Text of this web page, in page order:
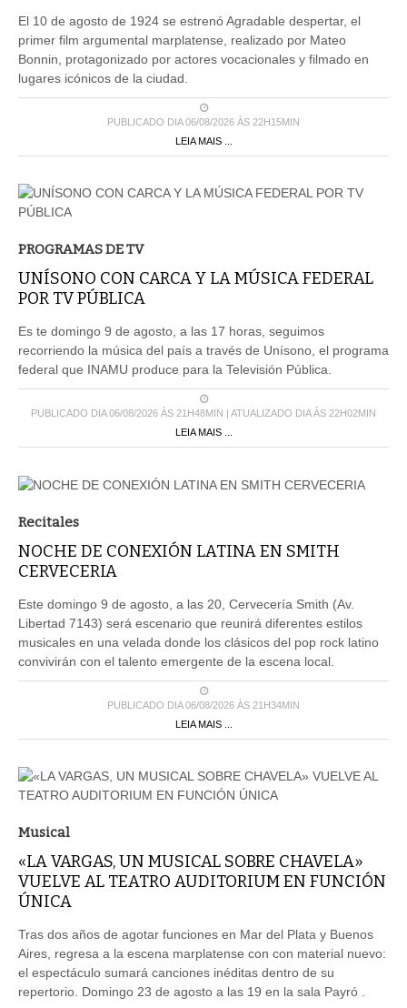
El 10 de agosto de 1924 se estrenó Agradable despertar, el
primer film argumental marplatense, realizado por Mateo
Bonnin, protagonizado por actores vocacionales y filmado en
lugares icónicos de la ciudad.
PUBLICADO DIA 06/08/2026 ÀS 22H15MIN
LEIA MAIS ...
PROGRAMAS DE TV
UNÍSONO CON CARCA Y LA MÚSICA FEDERAL
POR TV PÚBLICA
Es te domingo 9 de agosto, a las 17 horas, seguimos
recorriendo la música del país a través de Unísono, el programa
federal que INAMU produce para la Televisión Pública.
PUBLICADO DIA 06/08/2026 ÀS 21H48MIN | ATUALIZADO DIA ÀS 22H02MIN
LEIA MAIS ...
Recitales
NOCHE DE CONEXIÓN LATINA EN SMITH
CERVECERIA
Este domingo 9 de agosto, a las 20, Cervecería Smith (Av.
Libertad 7143) será escenario que reunirá diferentes estilos
musicales en una velada donde los clásicos del pop rock latino
convivirán con el talento emergente de la escena local.
PUBLICADO DIA 06/08/2026 ÀS 21H34MIN
LEIA MAIS ...
Musical
«LA VARGAS, UN MUSICAL SOBRE CHAVELA»
VUELVE AL TEATRO AUDITORIUM EN FUNCIÓN
ÚNICA
Tras dos años de agotar funciones en Mar del Plata y Buenos
Aires, regresa a la escena marplatense con con material nuevo:
el espectáculo sumará canciones inéditas dentro de su
repertorio. Domingo 23 de agosto a las 19 en la sala Payró .